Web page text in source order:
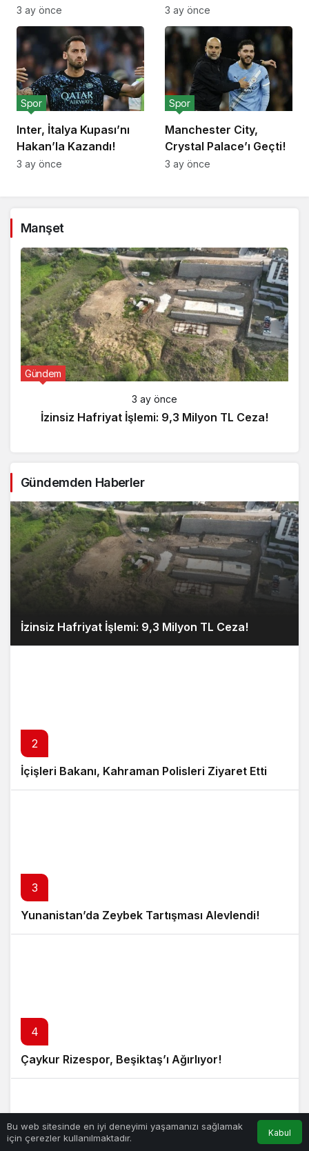
Yemeği!
3 ay önce
Deplasmanda Yendi!
3 ay önce
Inter, İtalya Kupası’nı
Hakan’la Kazandı!
Spor
3 ay önce
Manchester City,
Crystal Palace’ı Geçti!
Spor
3 ay önce
Manşet
Gündem
3 ay önce
İzinsiz Hafriyat İşlemi: 9,3 Milyon TL Ceza!
Gündemden Haberler
İzinsiz Hafriyat İşlemi: 9,3 Milyon TL Ceza!
2
İçişleri Bakanı, Kahraman Polisleri Ziyaret Etti
3
Yunanistan’da Zeybek Tartışması Alevlendi!
4
Çaykur Rizespor, Beşiktaş’ı Ağırlıyor!
Bu web sitesinde en iyi deneyimi yaşamanızı sağlamak
için çerezler kullanılmaktadır.
Kabul